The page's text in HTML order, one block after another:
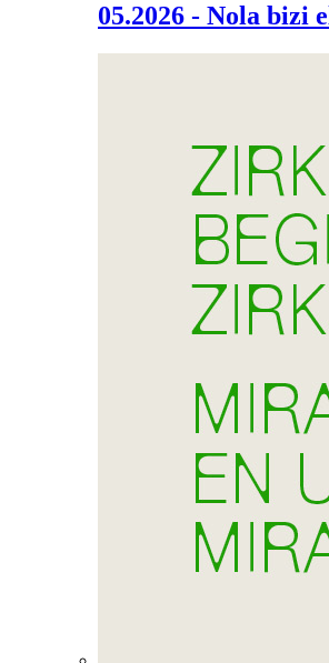
05.2026 - Nola bizi